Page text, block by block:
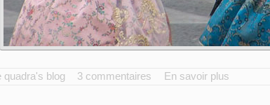
quadra's blog 3 commentaires En savoir plus